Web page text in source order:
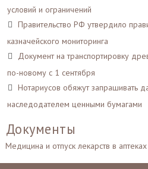
условий и ограничений
Правительство РФ утвердило
казначейского мониторинга
Документ на транспортировку
по-новому с 1 сентября
Нотариусов обяжут запрашивать
наследодателем ценными бумагами
Документы
Медицина и отпуск лекарств в аптеках